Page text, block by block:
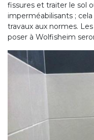
fissures et traiter le sol
imperméabilisants ;
travaux aux normes.
poser à Wolfisheim